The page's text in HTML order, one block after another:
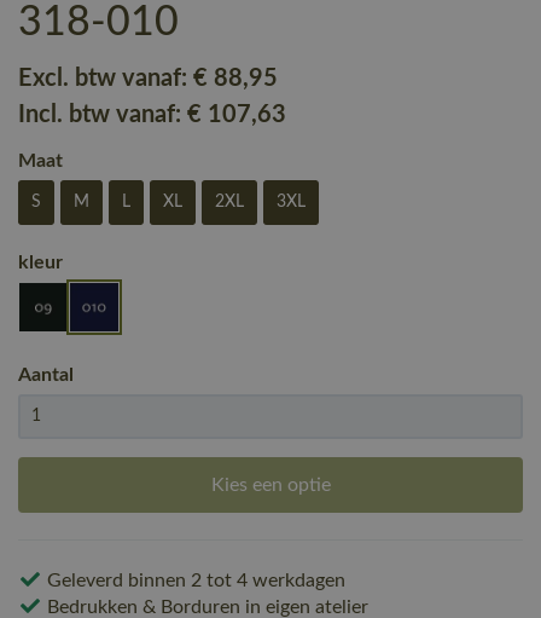
318-010
Excl. btw vanaf: € 88,95
Incl. btw vanaf: € 107,63
Maat
S M L XL 2XL 3XL
kleur
Aantal
Kies een optie
Geleverd binnen 2 tot 4 werkdagen
Bedrukken & Borduren in eigen atelier